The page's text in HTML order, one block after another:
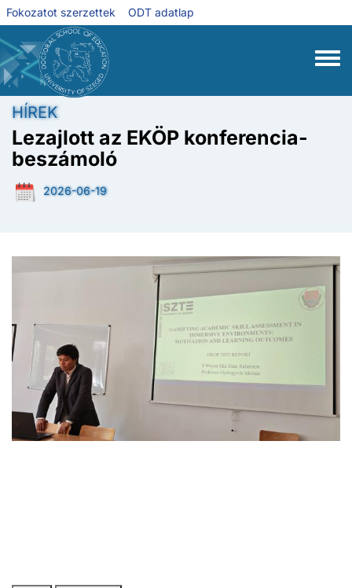
Ugrás a tartalomra
Fokozatot szerzettek ODT adatlap
HÍREK
Lezajlott az EKÖP konferencia-
beszámoló
2026-06-19